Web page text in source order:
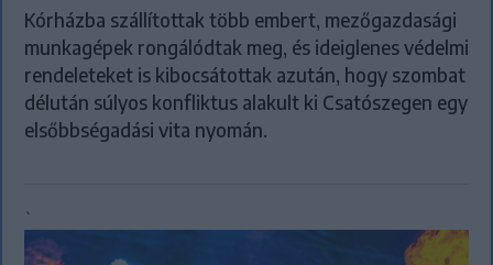
Kórházba szállítottak több embert, mezőgazdasági
munkagépek rongálódtak meg, és ideiglenes védelmi
rendeleteket is kibocsátottak azután, hogy szombat
délután súlyos konfliktus alakult ki Csatószegen egy
elsőbbségadási vita nyomán.
`